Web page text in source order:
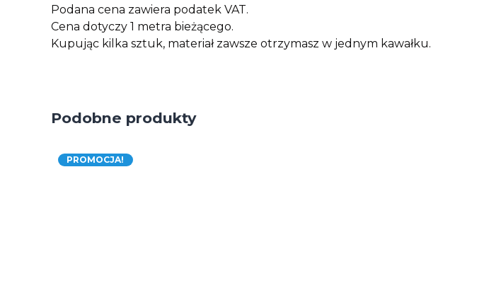
Podana cena zawiera podatek VAT.
Cena dotyczy 1 metra bieżącego.
Kupując kilka sztuk, materiał zawsze otrzymasz w jednym kawałku.
Podobne produkty
PROMOCJA!